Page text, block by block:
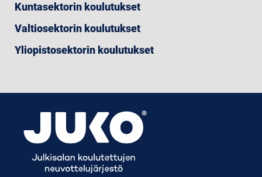
Kuntasektorin koulutukset
Valtiosektorin koulutukset
Yliopistosektorin koulutukset